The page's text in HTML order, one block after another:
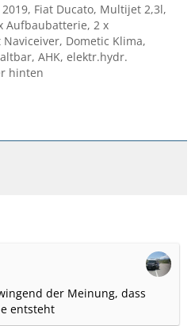
Fiat Ducato, Multijet 2,3l,
Aufbaubatterie, 2 x
Dometic Klima,
AHK, elektr.hydr.
hinten
der Meinung, dass
entsteht